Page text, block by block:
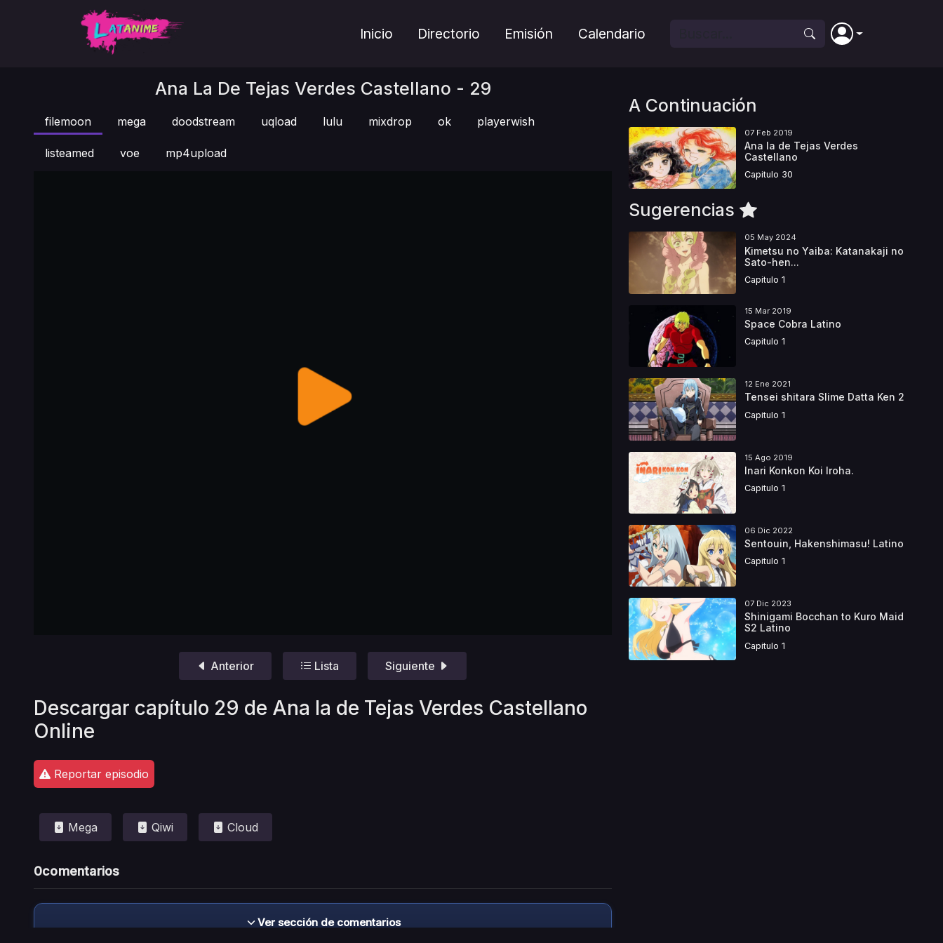
Inicio Directorio Emisión Calendario
Ana La De Tejas Verdes Castellano - 29
filemoon mega doodstream uqload lulu mixdrop ok playerwish
listeamed voe mp4upload
Anterior Lista Siguiente
Descargar capítulo 29 de Ana la de Tejas Verdes Castellano
Online
Reportar episodio
Mega Qiwi Cloud
0comentarios
Ver sección de comentarios
A Continuación
07 Feb 2019
Ana la de Tejas Verdes
Castellano
Capitulo 30
Sugerencias
05 May 2024
Kimetsu no Yaiba: Katanakaji no
Sato-hen...
Capitulo 1
15 Mar 2019
Space Cobra Latino
Capitulo 1
12 Ene 2021
Tensei shitara Slime Datta Ken 2
Capitulo 1
15 Ago 2019
Inari Konkon Koi Iroha.
Capitulo 1
06 Dic 2022
Sentouin, Hakenshimasu! Latino
Capitulo 1
07 Dic 2023
Shinigami Bocchan to Kuro Maid
S2 Latino
Capitulo 1